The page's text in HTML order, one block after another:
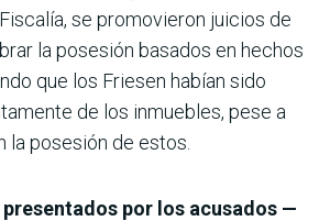
Fiscalía, se promovieron juicios de
la posesión basados en hechos
que los Friesen habían sido
de los inmuebles, pese a
la posesión de estos.
por los acusados —